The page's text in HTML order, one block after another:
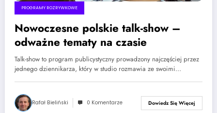
PROGRAMY ROZRYWKOWE
Nowoczesne polskie talk-show –
odważne tematy na czasie
Talk-show to program publicystyczny prowadzony najczęściej przez
jednego dziennikarza, który w studio rozmawia ze swoimi…
Rafał Bieliński 0 Komentarze Dowiedz Się Więcej